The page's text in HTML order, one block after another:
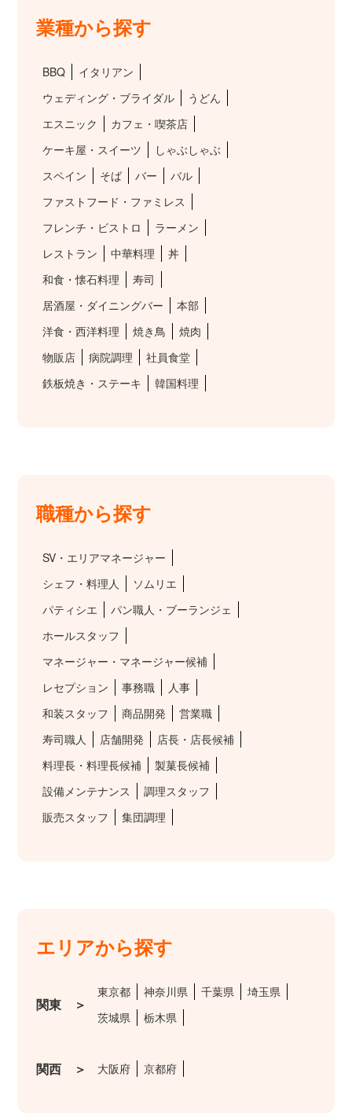
業種から探す
BBQ
イタリアン
ウェディング・ブライダル
うどん
エスニック
カフェ・喫茶店
ケーキ屋・スイーツ
しゃぶしゃぶ
スペイン
そば バー
バル
ファストフード・ファミレス
フレンチ・ビストロ
ラーメン
レストラン
中華料理
丼
和食・懐石料理
寿司
居酒屋・ダイニングバー
本部
洋食・西洋料理
焼き鳥
焼肉
物販店
病院調理
社員食堂
鉄板焼き・ステーキ
韓国料理
職種から探す
SV・エリアマネージャー
シェフ・料理人
ソムリエ
パティシエ
パン職人・ブーランジェ
ホールスタッフ
マネージャー・マネージャー候補
レセプション
事務職
人事
和装スタッフ
商品開発
営業職
寿司職人
店舗開発
店長・店長候補
料理長・料理長候補
製菓長候補
設備メンテナンス
調理スタッフ
販売スタッフ
集団調理
エリアから探す
関東 ＞
東京都 神奈川県 千葉県
埼玉県
茨城県
栃木県
関西 ＞ 大阪府 京都府